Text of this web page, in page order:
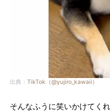
出典： TikTok（@yujiro_kawaii）
そんなふうに笑いかけてく